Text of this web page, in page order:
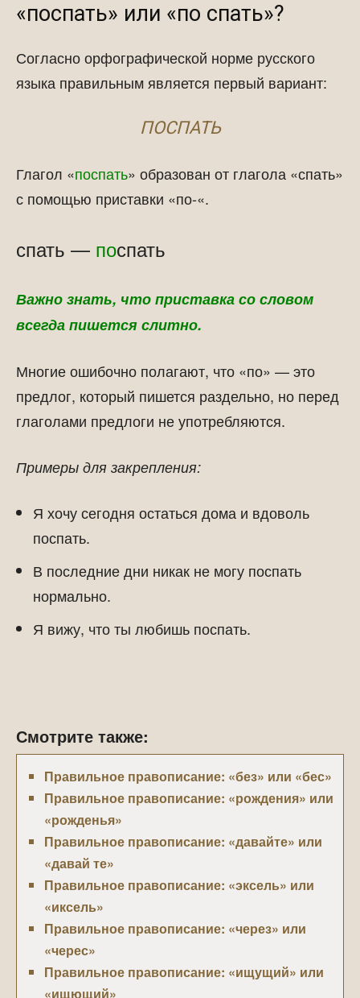
«поспать» или «по спать»?
Согласно орфографической норме русского
языка правильным является первый вариант:
ПОСПАТЬ
Глагол «поспать» образован от глагола «спать»
с помощью приставки «по-«.
спать — поспать
Важно знать, что приставка со словом
всегда пишется слитно.
Многие ошибочно полагают, что «по» — это
предлог, который пишется раздельно, но перед
глаголами предлоги не употребляются.
Примеры для закрепления:
Я хочу сегодня остаться дома и вдоволь
поспать.
В последние дни никак не могу поспать
нормально.
Я вижу, что ты любишь поспать.
Смотрите также:
Правильное правописание: «без» или «бес»
Правильное правописание: «рождения» или
«рожденья»
Правильное правописание: «давайте» или
«давай те»
Правильное правописание: «эксель» или
«иксель»
Правильное правописание: «через» или
«черес»
Правильное правописание: «ищущий» или
«ищющий»